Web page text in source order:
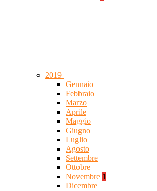
2019
Gennaio
Febbraio
Marzo
Aprile
Maggio
Giugno
Luglio
Agosto
Settembre
Ottobre
Novembre 1
Dicembre